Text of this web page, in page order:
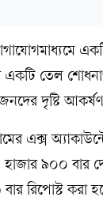
তেল
দৃষ্টি
এক্স
হাজার ৯০০
রিপোস্ট করা